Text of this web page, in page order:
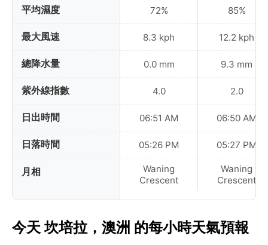
平均濕度
最大風速
總降水量
紫外線指數
日出時間
日落時間
月相
72%
8.3 kph
0.0 mm
4.0
06:51 AM
05:26 PM
Waning
Crescent
85%
12.2 kph
9.3 mm
2.0
06:50 AM
05:27 PM
Waning
Crescent
今天 坎培拉，澳洲 的每小時天氣預報